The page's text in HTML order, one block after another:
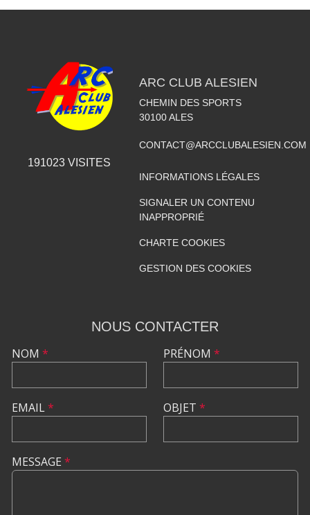
191023 VISITES
ARC CLUB ALESIEN
CHEMIN DES SPORTS
30100 ALES
CONTACT@ARCCLUBALESIEN.COM
INFORMATIONS LÉGALES
SIGNALER UN CONTENU
INAPPROPRIÉ
CHARTE COOKIES
GESTION DES COOKIES
NOUS CONTACTER
NOM *
EMAIL*
PRÉNOM *
OBJET *
MESSAGE *